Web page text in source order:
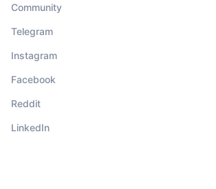
Community
Telegram
Instagram
Facebook
Reddit
LinkedIn